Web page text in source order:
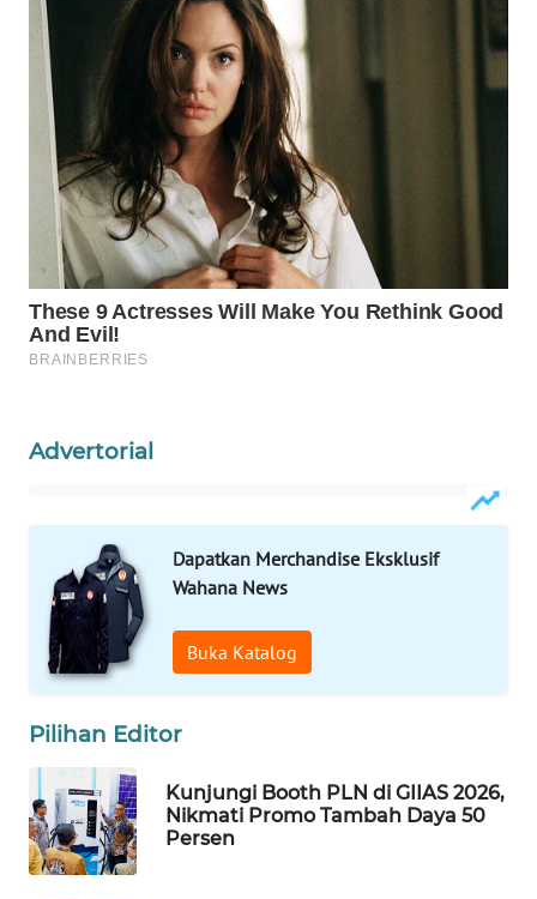
Advertorial
Dapatkan Merchandise Eksklusif
Wahana News
Buka Katalog
Pilihan Editor
Kunjungi Booth PLN di GIIAS 2026,
Nikmati Promo Tambah Daya 50
Persen
WAHANANEWS
NET
WAHANA
SPORT
WAHANA
UMKM
WAHANA
SELEB
OTOMOTIF
WAHANA
HEALTH
WAHANA
DESA
WISATA
LAPAK
WAHANA
Wahana